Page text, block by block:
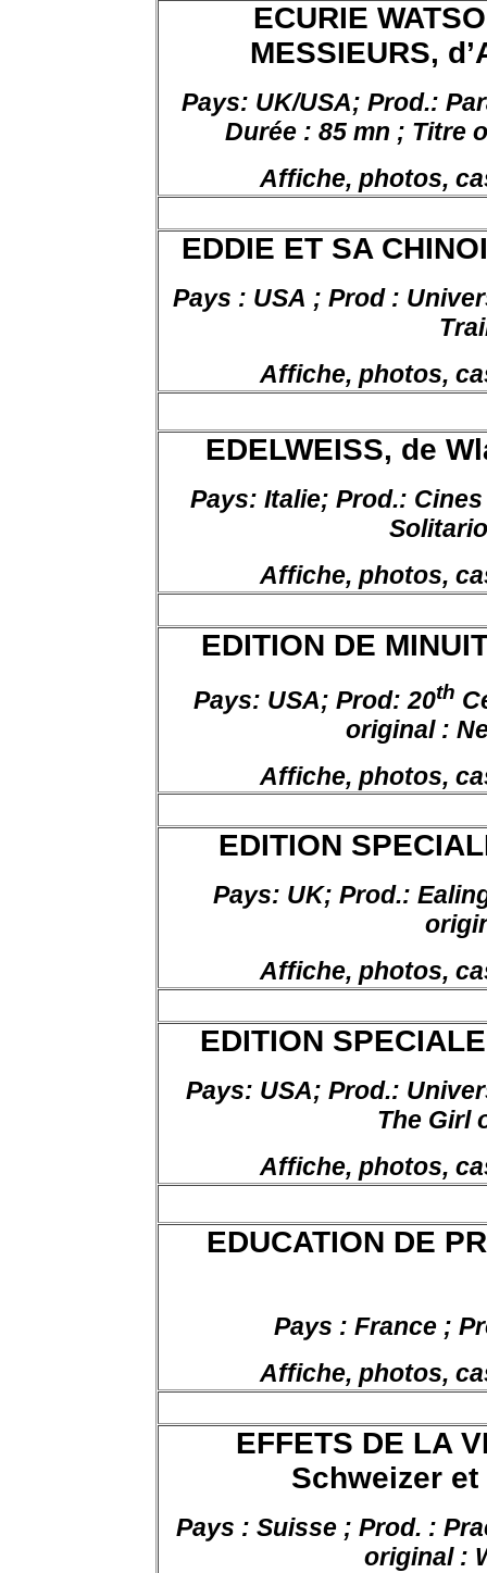
ECURIE
MESSIEURS,
Pays: UK/USA; Prod.:
Durée : 85 mn ; Titre
Affiche, photos,
EDDIE ET SA
Pays : USA ; Prod :
Affiche, photos,
EDELWEISS, de
Pays: Italie; Prod.:
Affiche, photos,
EDITION DE
Pays: USA; Prod: 20th
original :
Affiche, photos,
EDITION
Pays: UK; Prod.:
Affiche, photos,
EDITION
Pays: USA; Prod.:
The Girl
Affiche, photos,
EDUCATION DE
Pays : France ;
Affiche, photos,
EFFETS DE LA
Schweizer
Pays : Suisse ; Prod. :
original :